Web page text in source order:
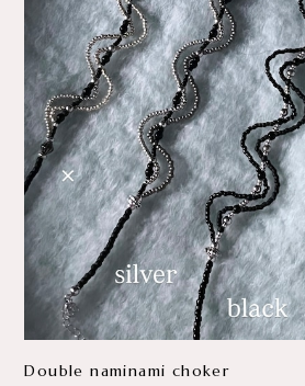
Double naminami choker